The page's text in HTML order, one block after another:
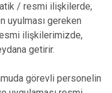
/ resmi ilişkilerde,
uyulması gereken
ilişkilerimizde,
getirir.
görevli personelin